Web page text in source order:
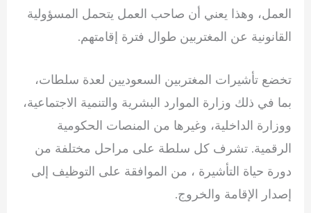
العمل، وهذا يعني أن صاحب العمل يتحمل المسؤولية
القانونية عن المغتربين طوال فترة إقامتهم.
تخضع تأشيرات المغتربين السعوديين لعدة سلطات،
بما في ذلك وزارة الموارد البشرية والتنمية الاجتماعية،
ووزارة الداخلية، وغيرها من المنصات الحكومية
الرقمية. تشرف كل سلطة على مراحل مختلفة من
دورة حياة التأشيرة ، من الموافقة على التوظيف إلى
إصدار الإقامة والخروج.